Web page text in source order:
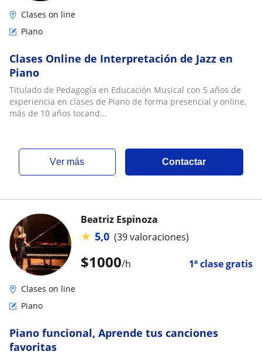
Clases on line
Piano
Clases Online de Interpretación de Jazz en
Piano
Titulado de Pedagogía en Educación Musical con 5 años de
experiencia en clases de Piano de forma presencial y online,
más de 10 años tocand...
ver más Contactar
$1000/h 1ª clase gratis
Beatriz Espinoza
★ 5,0 (39 valoraciones)
Clases on line
Piano
Piano funcional, Aprende tus canciones
favoritas